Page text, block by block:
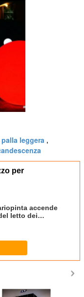
leggera ,
per
accende
letto dei